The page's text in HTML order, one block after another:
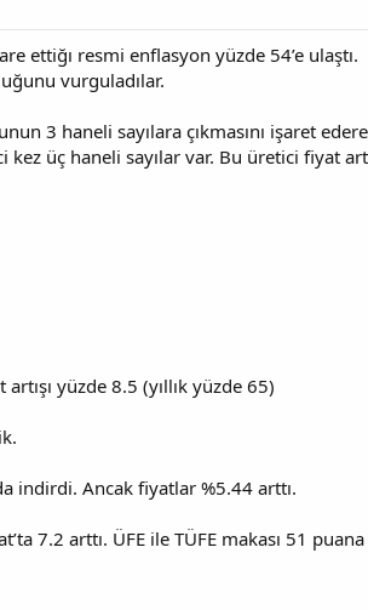
ettiğı resmi enflasyon yüzde 54’e ulaştı.
vurguladılar.
3 haneli sayılara çıkmasını işaret
üç haneli sayılar var. Bu üretici fiyat
yüzde 8.5 (yıllık yüzde 65)
indirdi. Ancak fiyatlar %5.44 arttı.
7.2 arttı. ÜFE ile TÜFE makası 51 puana